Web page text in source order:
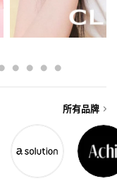
所有品牌